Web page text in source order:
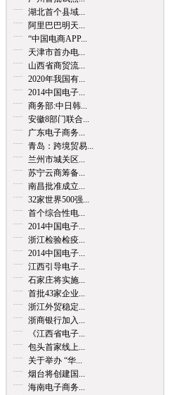
湖北首个县域...
阿里巴巴明天...
“中国电商APP...
天津市首办电...
山西省商贸流...
2020年我国有...
2014中国电子...
商务部:中日韩...
安徽8部门联合...
广东电子商务...
青岛：跨境贸易...
兰州市城关区...
苏宁云商筹备...
南昌批准成立...
32家世界500强...
首个综合性电...
2014中国电子...
浙江检验检疫...
2014中国电子...
江西引导电子...
石家庄将实施...
首批43家企业...
浙江外贸稳定...
浙商银行加入...
《江西省电子...
包头首家线上...
关于举办 “华...
烟台将创建国...
海南电子商务...